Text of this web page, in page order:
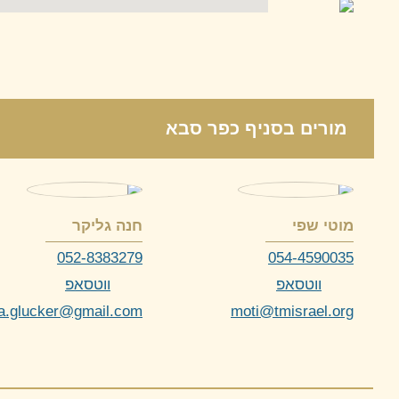
מורים בסניף כפר סבא
מוטי שפי
054-4590035
ווטסאפ
moti@tmisrael.org
חנה גליקר
052-8383279
ווטסאפ